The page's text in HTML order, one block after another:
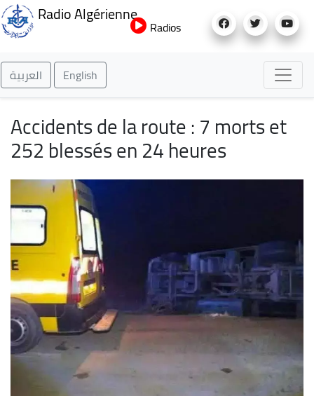
au
Radio Algérienne
Radios
العربية English
Accidents de la route : 7 morts et
252 blessés en 24 heures